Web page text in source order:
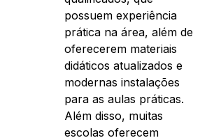
possuem experiência
prática na área, além de
oferecerem materiais
didáticos atualizados e
modernas instalações
para as aulas práticas.
Além disso, muitas
escolas oferecem